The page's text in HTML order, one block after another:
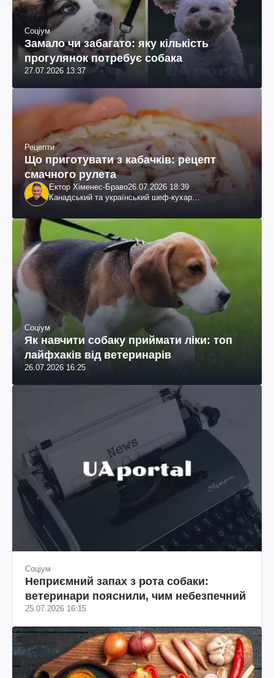
Соціум
Замало чи забагато: яку кількість
прогулянок потребує собака
27.07.2026 13:37
Рецепти
Що приготувати з кабачків: рецепт
смачного рулета
Ектор Хіменес-Браво26.07.2026 18:39
Канадський та український шеф-кухар
Соціум
Як навчити собаку приймати ліки: топ
лайфхаків від ветеринарів
26.07.2026 16:25
Соціум
Неприємний запах з рота собаки:
ветеринари пояснили, чим небезпечний
25.07.2026 16:15